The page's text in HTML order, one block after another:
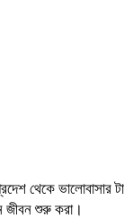
ভালোবাসার
জীবন শুরু করা।